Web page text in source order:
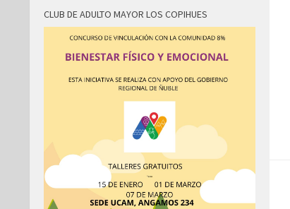
CLUB DE ADULTO MAYOR LOS COPIHUES